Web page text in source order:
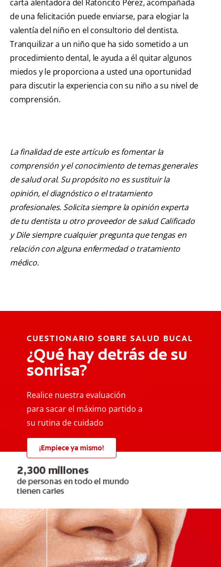
carta alentadora del Ratoncito Pérez, acompañada
de una felicitación puede enviarse, para elogiar la
valentía del niño en el consultorio del dentista.
Tranquilizar a un niño que ha sido sometido a un
procedimiento dental, le ayuda a él quitar algunos
miedos y le proporciona a usted una oportunidad
para discutir la experiencia con su niño a su nivel de
comprensión.
La finalidad de este artículo es fomentar la
comprensión y el conocimiento de temas generales
de salud oral. Su propósito no es sustituir la
opinión, el diagnóstico o el tratamiento
profesionales. Solicita siempre la opinión experta
de tu dentista u otro proveedor de salud Calificado
y Dile siempre cualquier pregunta que tengas en
relación con alguna enfermedad o tratamiento
médico.
CUESTIONARIO SOBRE SALUD BUCAL
¿Qué hay detrás de su
sonrisa?
Realice nuestra evaluación
para sacar el máximo partido a
su rutina de cuidado
¡Empiece ya mismo!